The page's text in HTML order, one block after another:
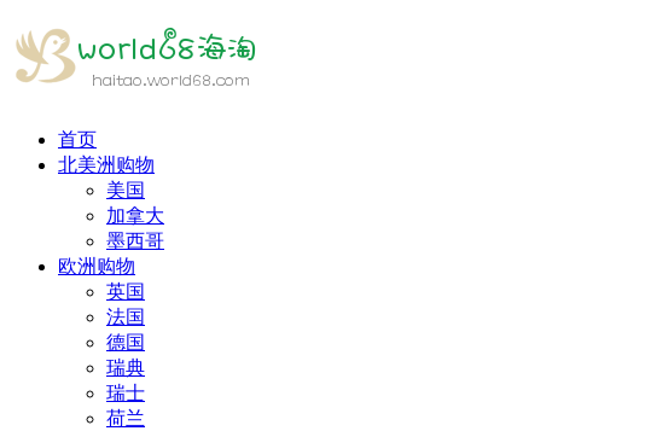
首页
北美洲购物
美国
加拿大
墨西哥
欧洲购物
英国
法国
德国
瑞典
瑞士
荷兰